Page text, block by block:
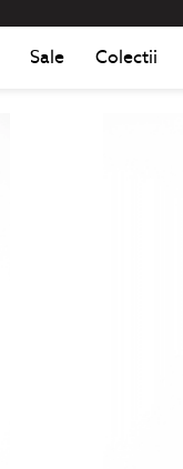
Sale Colectii